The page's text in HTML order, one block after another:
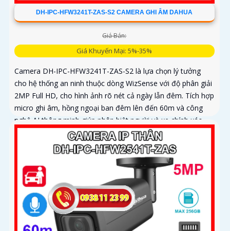
DH-IPC-HFW3241T-ZAS-S2 CAMERA GHI ÂM DAHUA
Giá Bán:
Giá Khuyến Mại: 5%-35%
Camera DH-IPC-HFW3241T-ZAS-S2 là lựa chọn lý tưởng
cho hệ thống an ninh thuộc dòng WizSense với độ phân giải
2MP Full HD, cho hình ảnh rõ nét cả ngày lẫn đêm. Tích hợp
micro ghi âm, hồng ngoại ban đêm lên đến 60m và công
nghệ AI thông minh giúp phân biệt người và xe chính xác,
nâng cao hiệu quả giám sát